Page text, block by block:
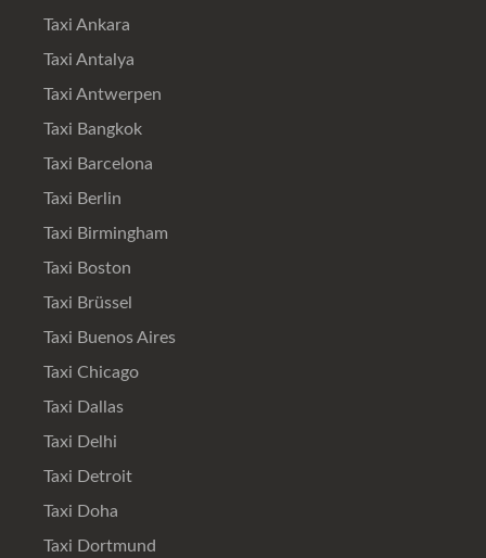
Taxi Ankara
Taxi Antalya
Taxi Antwerpen
Taxi Bangkok
Taxi Barcelona
Taxi Berlin
Taxi Birmingham
Taxi Boston
Taxi Brüssel
Taxi Buenos Aires
Taxi Chicago
Taxi Dallas
Taxi Delhi
Taxi Detroit
Taxi Doha
Taxi Dortmund